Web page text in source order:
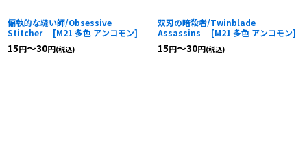
偏執的な縫い師/Obsessive
Stitcher
[M21 多色 アンコモン]
15円～30円(税込)
双刃の暗殺者/Twinblade
Assassins
[M21 多色 アンコモン]
15円～30円(税込)